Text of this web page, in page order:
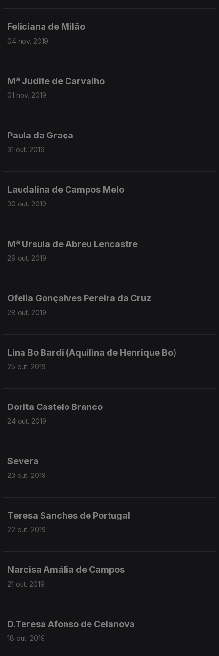
Feliciana de Milão
04 nov. 2019
Mª Judite de Carvalho
01 nov. 2019
Paula da Graça
31 out. 2019
Laudalina de Campos Melo
30 out. 2019
Mª Ursula de Abreu Lencastre
29 out. 2019
Ofelia Gonçalves Pereira da Cruz
28 out. 2019
Lina Bo Bardi (Aquilina de Henrique Bo)
25 out. 2019
Dorita Castelo Branco
24 out. 2019
Severa
23 out. 2019
Teresa Sanches de Portugal
22 out. 2019
Narcisa Amália de Campos
21 out. 2019
D.Teresa Afonso de Celanova
18 out. 2019